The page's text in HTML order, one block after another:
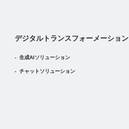
デジタルトランスフォーメーション
デジタルトランスフォーメーション
生成AIソリューション
チャットソリューション